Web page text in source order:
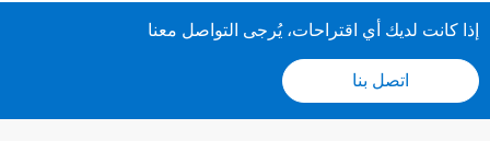
إذا كانت لديك أي اقتراحات، يُرجى التواصل معنا
اتصل بنا